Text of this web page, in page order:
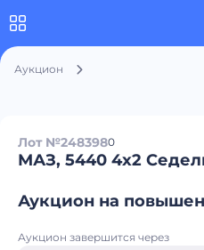
Аукцион
Лот №2483980
МАЗ, 5440 4x2
Аукцион на
Аукцион завершится через